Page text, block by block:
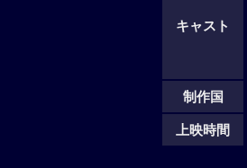
キャスト
制作国
上映時間